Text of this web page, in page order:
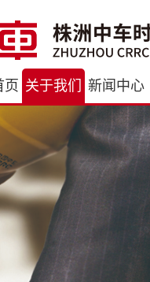
页 关于我们 新闻中心